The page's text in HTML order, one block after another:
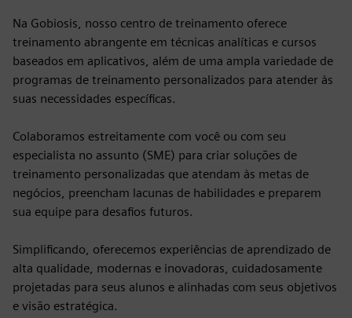
Na Gobiosis, nosso centro de treinamento oferece
treinamento abrangente em técnicas analíticas e cursos
baseados em aplicativos, além de uma ampla variedade de
programas de treinamento personalizados para atender às
suas necessidades específicas.
Colaboramos estreitamente com você ou com seu
especialista no assunto (SME) para criar soluções de
treinamento personalizadas que atendam às metas de
negócios, preencham lacunas de habilidades e preparem
sua equipe para desafios futuros.
Simplificando, oferecemos experiências de aprendizado de
alta qualidade, modernas e inovadoras, cuidadosamente
projetadas para seus alunos e alinhadas com seus objetivos
e visão estratégica.